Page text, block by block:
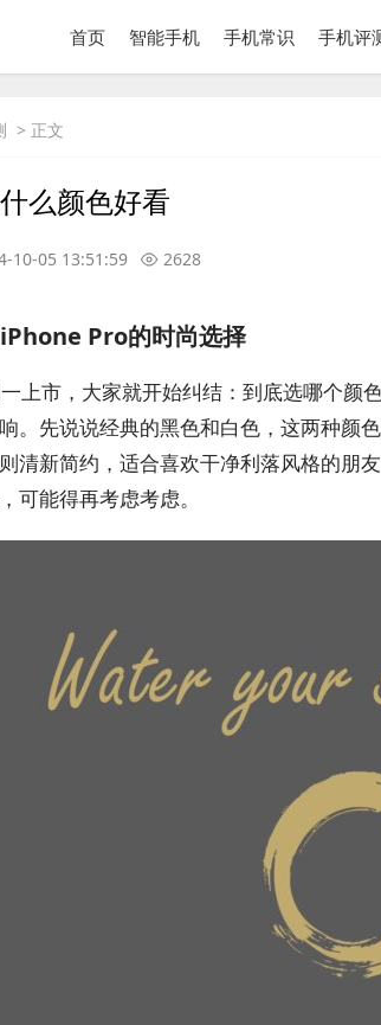
首页 智能手机 手机常识 手机评
> 正文
么颜色好看
10-05 13:51:59 2628
Pro的时尚选择
上市，大家就开始纠结：到底选哪个颜
。先说说经典的黑色和白色，这两种颜
清新简约，适合喜欢干净利落风格的朋
可能得再考虑考虑。